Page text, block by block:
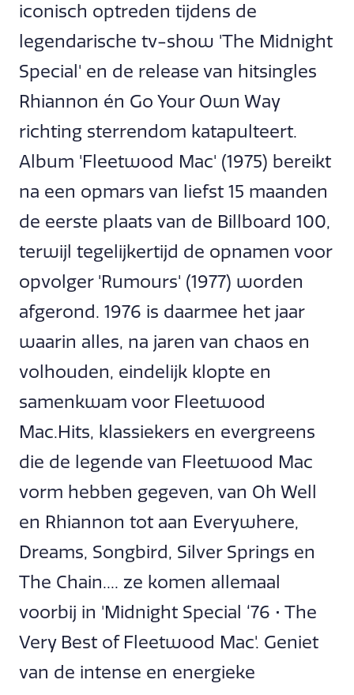
iconisch optreden tijdens de
legendarische tv-show 'The Midnight
Special' en de release van hitsingles
Rhiannon én Go Your Own Way
richting sterrendom katapulteert.
Album 'Fleetwood Mac' (1975) bereikt
na een opmars van liefst 15 maanden
de eerste plaats van de Billboard 100,
terwijl tegelijkertijd de opnamen voor
opvolger 'Rumours' (1977) worden
afgerond. 1976 is daarmee het jaar
waarin alles, na jaren van chaos en
volhouden, eindelijk klopte en
samenkwam voor Fleetwood
Mac.Hits, klassiekers en evergreens
die de legende van Fleetwood Mac
vorm hebben gegeven, van Oh Well
en Rhiannon tot aan Everywhere,
Dreams, Songbird, Silver Springs en
The Chain.... ze komen allemaal
voorbij in 'Midnight Special ‘76 • The
Very Best of Fleetwood Mac'. Geniet
van de intense en energieke